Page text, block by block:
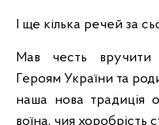
І ще кілька речей за
Мав честь вручити
Героям України та
наша нова традиція
воїна, чия хоробрість